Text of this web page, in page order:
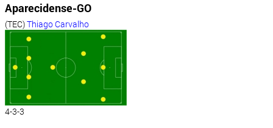
Aparecidense-GO
(TEC)Thiago Carvalho
4-3-3